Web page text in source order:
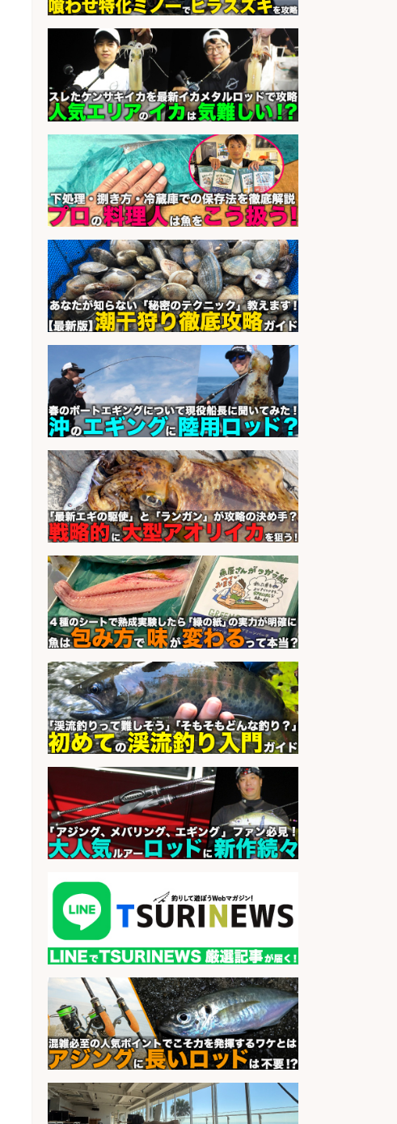
会社名
天草の魚と馬刺しの店 魚粋 天草
sponsored by 求人ボックス
さらに求人情報を見る